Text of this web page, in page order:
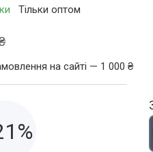
Тільки оптом
на сайті — 1 000 ₴